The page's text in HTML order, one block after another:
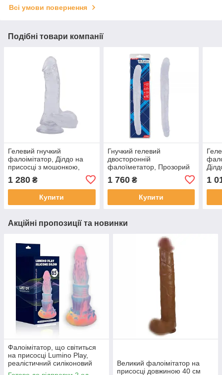
Всі умови повернення
Подібні товари компанії
Гелевий гнучкий
фалоімітатор, Ділдо на
присосці з мошонкою,
1 280 ₴
Купити
Гнучкий гелевий
двосторонній
фалоїметатор, Прозорий
1 760₴
Купити
см)
1
Акційні пропозиції та новинки
Фалоімітатор, що світиться
на присосці Lumino Play,
реалістичний силіконовий
дилдо 21,5 см.
Великий фалоімітатор на
присосці довжиною 40 см